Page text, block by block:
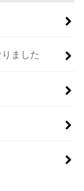
ました